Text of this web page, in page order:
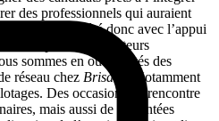
des professionnels qui auraient
opéré donc avec l’appui
main par des animateurs
sommes en outre dotés des
réseau chez Brisach
. Notamment
Des occasions de rencontre
mais aussi de remontées